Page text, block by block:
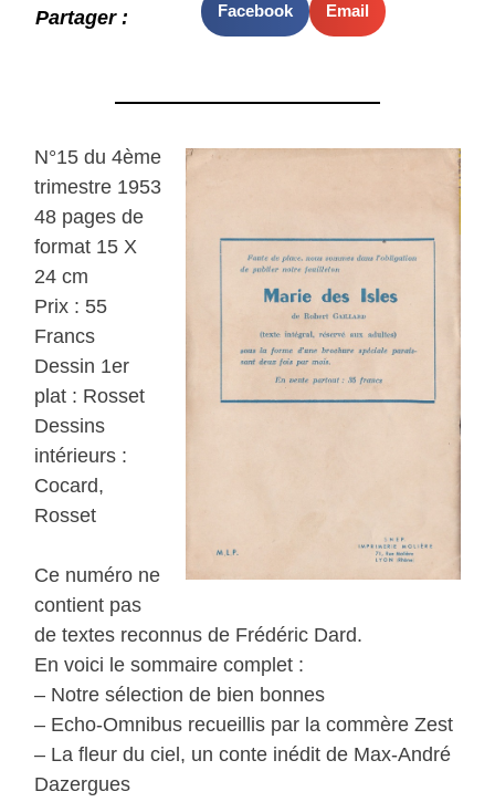
Partager : Facebook Email
N°15 du 4ème
trimestre 1953
48 pages de
format 15 X
24 cm
Prix : 55
Francs
Dessin 1er
plat : Rosset
Dessins
intérieurs :
Cocard,
Rosset
Ce numéro ne
contient pas
de textes reconnus de Frédéric Dard.
En voici le sommaire complet :
– Notre sélection de bien bonnes
– Echo-Omnibus recueillis par la commère Zest
– La fleur du ciel, un conte inédit de Max-André
Dazergues